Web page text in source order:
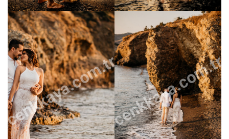
cenkkaya.com.trcenkkaya.com.tr